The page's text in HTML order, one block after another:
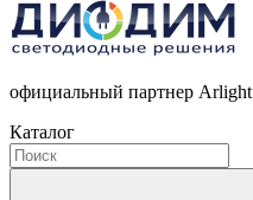
официальный партнер Arlight
Каталог